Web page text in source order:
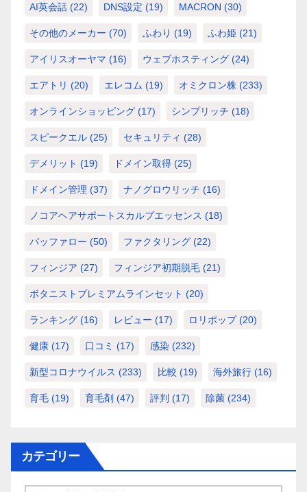
AI英会話 (22) DNS設定 (19) MACRON (30)
その他のメーカー (70) ふわり (19) ふわ姫 (21)
アイリスオーヤマ (16) ウェブホスティング (24)
エアトリ (20) エレコム (19) オミクロン株 (233)
オンラインショッピング (17) シンプリッチ (18)
スピークエル (25) セキュリティ (28)
デメリット (19) ドメイン取得 (25)
ドメイン管理 (37) ナノグロウリッチ (16)
ノコアヘアサポートスカルプエッセンス (18)
バッファロー (50) ファクタリング (22)
フィンジア (27) フィンジア初期脱毛 (21)
ボタニストプレミアムラインセット (20)
ランキング (16) レビュー (17) ロリポップ(20)
健康 (17) 口コミ (17) 感染 (232)
新型コロナウイルス (233) 比較 (19) 海外旅行 (16)
育毛 (19) 育毛剤 (47) 評判 (17) 除菌 (234)
カテゴリー